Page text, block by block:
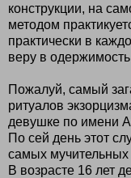
конструкции, на
методом
практически в
веру в
Пожалуй, самый
ритуалов
девушке по имени
По сей день этот
самых
В возрасте 16 лет